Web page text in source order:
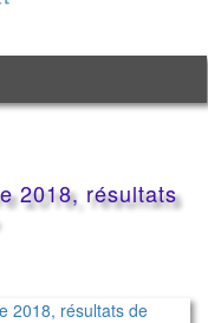
2018, résultats